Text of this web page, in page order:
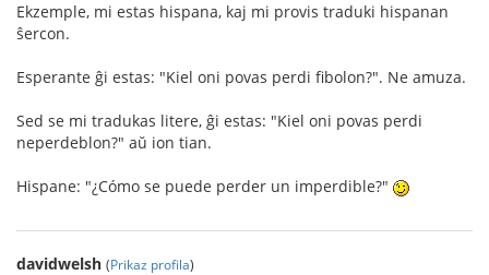
Ekzemple, mi estas hispana, kaj mi provis traduki hispanan
ŝercon.
Esperante ĝi estas: "Kiel oni povas perdi fibolon?". Ne amuza.
Sed se mi tradukas litere, ĝi estas: "Kiel oni povas perdi
neperdeblon?" aŭ ion tian.
Hispane: "¿Cómo se puede perder un imperdible?"
davidwelsh (Prikaz profila)